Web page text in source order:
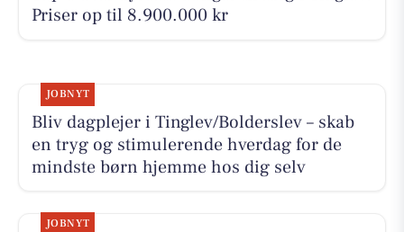
Priser op til 8.900.000 kr
JOBNYT
Bliv dagplejer i Tinglev/Bolderslev – skab
en tryg og stimulerende hverdag for de
mindste børn hjemme hos dig selv
JOBNYT